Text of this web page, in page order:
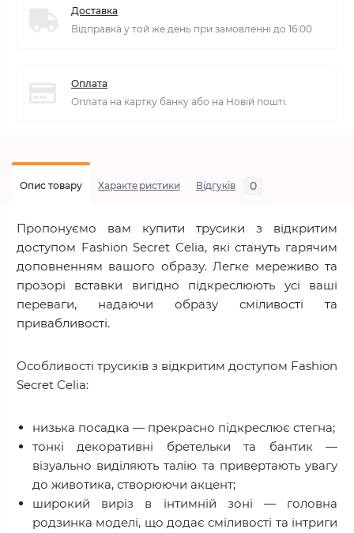
Доставка
Відправка у той же день при замовленні до 16:00
Оплата
Оплата на картку банку або на Новій пошті.
Опис товару Характеристики Відгуків 0
Пропонуємо вам купити трусики з відкритим
доступом Fashion Secret Celia, які стануть гарячим
доповненням вашого образу. Легке мереживо та
прозорі вставки вигідно підкреслюють усі ваші
переваги, надаючи образу сміливості та
привабливості.
Особливості трусиків з відкритим доступом Fashion
Secret Celia:
низька посадка — прекрасно підкреслює стегна;
тонкі декоративні бретельки та бантик —
візуально виділяють талію та привертають увагу
до животика, створюючи акцент;
широкий виріз в інтимній зоні — головна
родзинка моделі, що додає сміливості та інтриги